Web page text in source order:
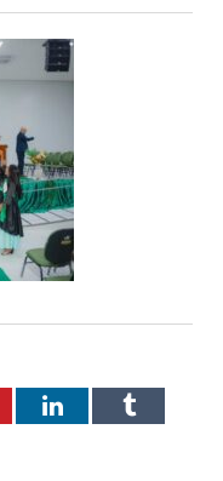
LinkedInTumblr